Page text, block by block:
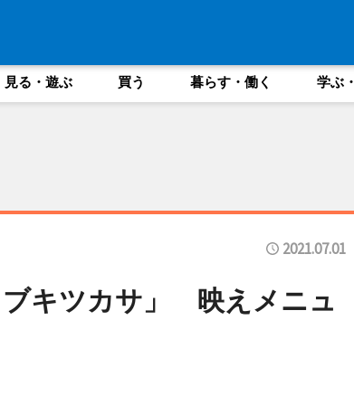
見る・遊ぶ 買う 暮らす・働く 学ぶ
2021.07.01
ブキツカサ」 映えメニュ